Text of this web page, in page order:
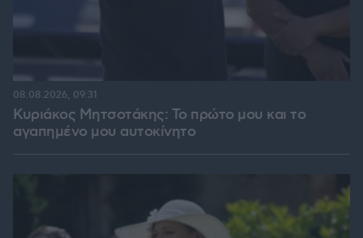
Κυριάκος Μητσοτάκης: Το πρώτο μου και το
αγαπημένο μου αυτοκίνητο
08.08.2026, 09:31